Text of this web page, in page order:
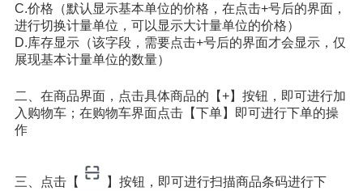
C.价格（默认显示基本单位的价格，在点击+号后的界面，
进行切换计量单位，可以显示大计量单位的价格）
D.库存显示（该字段，需要点击+号后的界面才会显示，仅
展现基本计量单位的数量）
二、在商品界面，点击具体商品的【+】按钮，即可进行加
入购物车；在购物车界面点击【下单】即可进行下单的操
作
三、点击【 】按钮，即可进行扫描商品条码进行下